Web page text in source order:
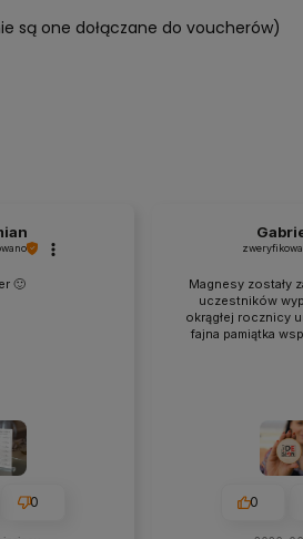
są one dołączane do voucherów)
🙂
0
Magnesy zostały
uczestników
okrągłej rocznicy
fajna pamiątka
0